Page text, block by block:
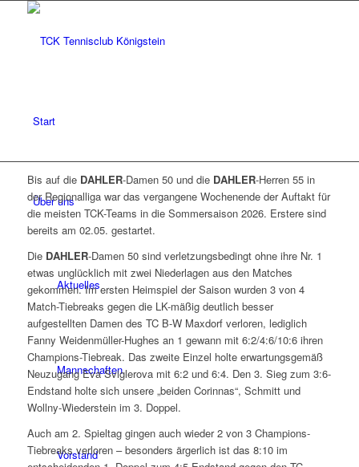
Start
Über uns
Aktuelles
Mannschaften
Vorstand
Bis auf die DAHLER-Damen 50 und die DAHLER-Herren 55 in
der Regionalliga war das vergangene Wochenende der Auftakt für
die meisten TCK-Teams in die Sommersaison 2026. Erstere sind
bereits am 02.05. gestartet.
Die DAHLER-Damen 50 sind verletzungsbedingt ohne ihre Nr. 1
etwas unglücklich mit zwei Niederlagen aus den Matches
gekommen. Im ersten Heimspiel der Saison wurden 3 von 4
Match-Tiebreaks gegen die LK-mäßig deutlich besser
aufgestellten Damen des TC B-W Maxdorf verloren, lediglich
Fanny Weidenmüller-Hughes an 1 gewann mit 6:2/4:6/10:6 ihren
Champions-Tiebreak. Das zweite Einzel holte erwartungsgemäß
Neuzugang Eva Sviglerova mit 6:2 und 6:4. Den 3. Sieg zum 3:6-
Endstand holte sich unsere „beiden Corinnas“, Schmitt und
Wollny-Wiederstein im 3. Doppel.
Auch am 2. Spieltag gingen auch wieder 2 von 3 Champions-
Tiebreaks verloren – besonders ärgerlich ist das 8:10 im